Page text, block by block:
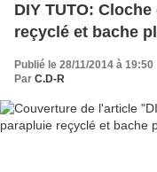
DIY TUTO:
reçyclé et bache
Publié le 28/11/2014 à 19:50
Par C.D-R